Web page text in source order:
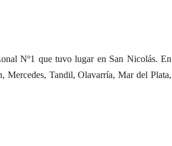
Nº1 que tuvo lugar en San Nicolás. En
Mercedes, Tandil, Olavarría, Mar del Plata,